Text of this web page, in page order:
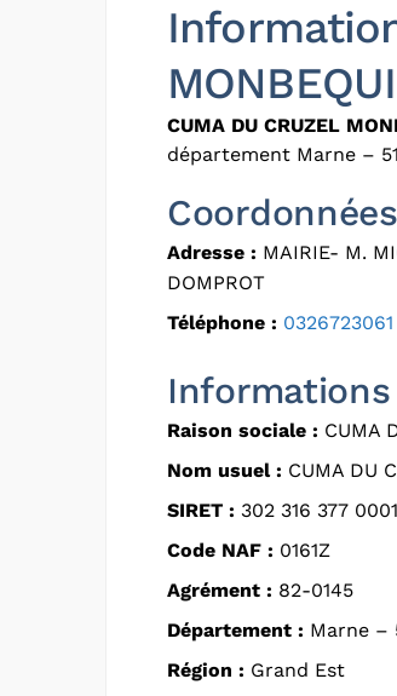
MONBEQUI
CUMA DU CRUZEL
département Marne –
Coordonnées
Adresse : MAIRIE- M.
DOMPROT
Téléphone : 0326723061
Raison sociale : CUMA
Nom usuel : CUMA DU
SIRET : 302 316 377
Code NAF : 0161Z
Agrément : 82-0145
Département : Marne –
Région : Grand Est